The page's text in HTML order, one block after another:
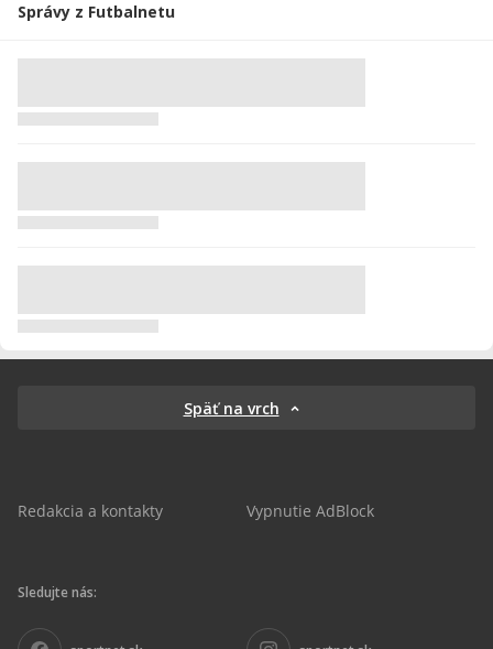
Správy z Futbalnetu
Späť na vrch
Redakcia a kontakty Vypnutie AdBlock
Sledujte nás: